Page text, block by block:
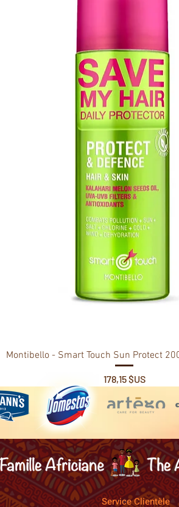
Montibello - Smart Touch Sun Protect
Prix
178,15 $US
Service Clientèle